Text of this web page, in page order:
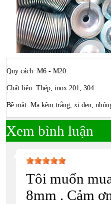
Bulong
Quy cách: M6 - M20
Chất liệu: Thép, inox 201, 304 ...
Bề mặt: Mạ kẽm trắng, xi đen,
Xem bình luận
Tôi muốn
8mm . Cảm